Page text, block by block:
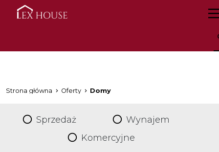
Strona główna Oferty Domy
Sprzedaż
Wynajem
Komercyjne